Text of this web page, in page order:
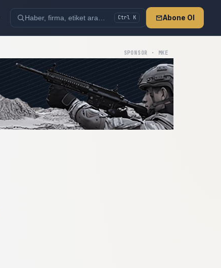
Ctrl K Abone Ol
SPONSOR · MKE